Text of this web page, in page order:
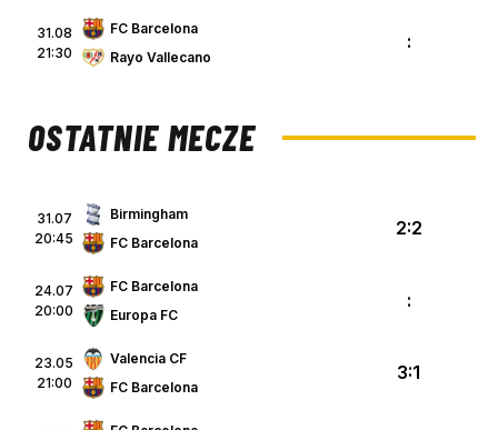
31.08
21:30
FC Barcelona
Rayo Vallecano
:
OSTATNIE MECZE
31.07
20:45
Birmingham
FC Barcelona
2:2
24.07
20:00
FC Barcelona
Europa FC
:
23.05
21:00
Valencia CF
FC Barcelona
3:1